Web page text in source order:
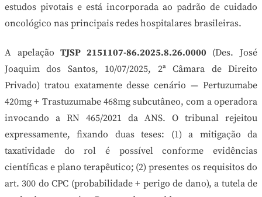
estudos pivotais e está incorporada ao padrão de cuidado
oncológico nas principais redes hospitalares brasileiras.
A apelaçãoTJSP 2151107-86.2025.8.26.0000 (Des. José
Joaquim dos Santos, 10/07/2025, 2ª Câmara de Direito
Privado) tratou exatamente desse cenário — Pertuzumabe
420mg + Trastuzumabe 468mg subcutâneo, com a operadora
invocando a RN 465/2021 da ANS. O tribunal rejeitou
expressamente, fixando duas teses: (1) a mitigação da
taxatividade do rol é possível conforme evidências
científicas e plano terapêutico; (2) presentes os requisitos do
art. 300 do CPC (probabilidade + perigo de dano), a tutela de